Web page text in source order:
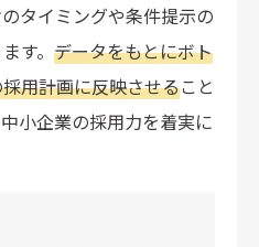
タイミングや条件提示の
す。 データをもとにボト
用計画に反映させること
小企業の採用力を着実に